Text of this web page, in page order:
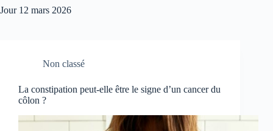
Jour12 mars 2026
Non classé
La constipation peut-elle être le signe d’un cancer du
côlon ?